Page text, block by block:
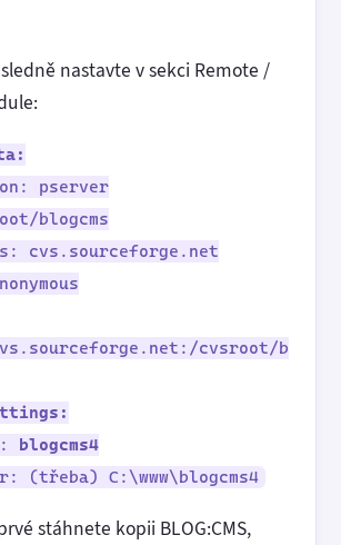
nastavte v sekci Remote /
pserver
blogcms
cvs.sourceforge.net
cvsroot/b
blogcms4
(třeba) C:\www\blogcms4
stáhnete kopii BLOG:CMS,